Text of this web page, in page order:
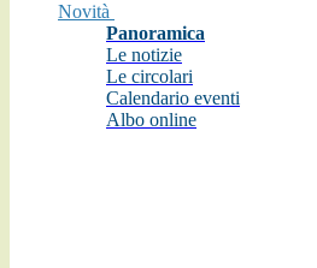
Novità
Panoramica
Le notizie
Le circolari
Calendario eventi
Albo online